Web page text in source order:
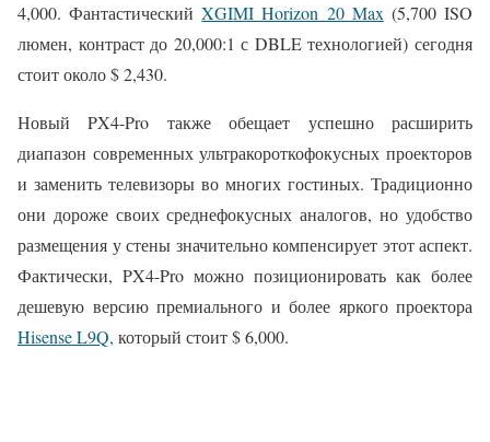
4,000. ФантастическийXGIMI Horizon 20 Max (5,700 ISO
люмен, контраст до 20,000:1 с DBLE технологией) сегодня
стоит около $ 2,430.
Новый PX4-Pro также обещает успешно расширить
диапазон современных ультракороткофокусных проекторов
и заменить телевизоры во многих гостиных. Традиционно
они дороже своих среднефокусных аналогов, но удобство
размещения у стены значительно компенсирует этот аспект.
Фактически, PX4-Pro можно позиционировать как более
дешевую версию премиального и более яркого проектора
Hisense L9Q, который стоит $ 6,000.